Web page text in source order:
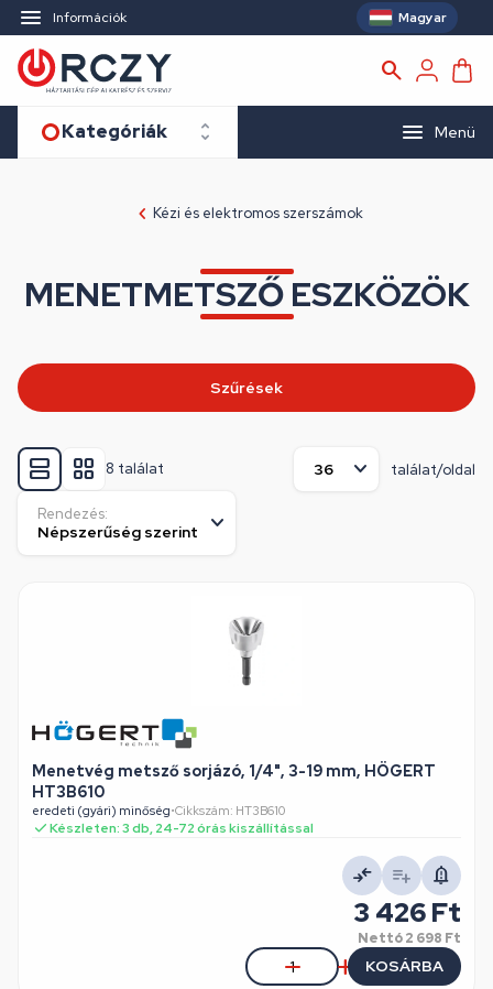
Információk Magyar
Kategóriák Menü
Kézi és elektromos szerszámok
MENETMETSZŐ ESZKÖZÖK
8 találat találat/oldal
Rendezés:
Menetvég metsző sorjázó, 1/4", 3-19 mm, HÖGERT
HT3B610
eredeti (gyári) minőség•Cikkszám: HT3B610
Készleten: 3 db, 24-72 órás kiszállítással
3 426 Ft
Nettó2 698 Ft
KOSÁRBA
Szűrések